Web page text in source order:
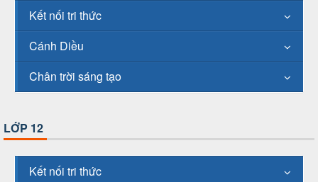
Kết nối tri thức
Cánh Diều
Chân trời sáng tạo
LỚP 12
Kết nối tri thức